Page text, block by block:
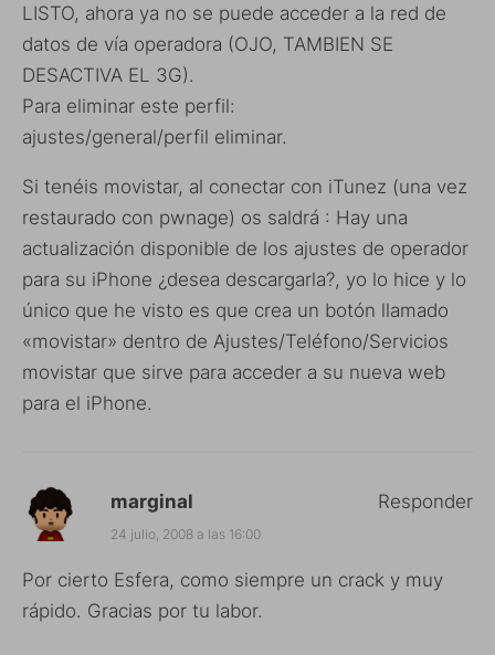
LISTO, ahora ya no se puede acceder a la red de
datos de vía operadora (OJO, TAMBIEN SE
DESACTIVA EL 3G).
Para eliminar este perfil:
ajustes/general/perfil eliminar.
Si tenéis movistar, al conectar con iTunez (una vez
restaurado con pwnage) os saldrá : Hay una
actualización disponible de los ajustes de operador
para su iPhone ¿desea descargarla?, yo lo hice y lo
único que he visto es que crea un botón llamado
«movistar» dentro de Ajustes/Teléfono/Servicios
movistar que sirve para acceder a su nueva web
para el iPhone.
marginal
24 julio, 2008 a las 16:00
Por cierto Esfera, como siempre un crack y muy
rápido. Gracias por tu labor.
Responder